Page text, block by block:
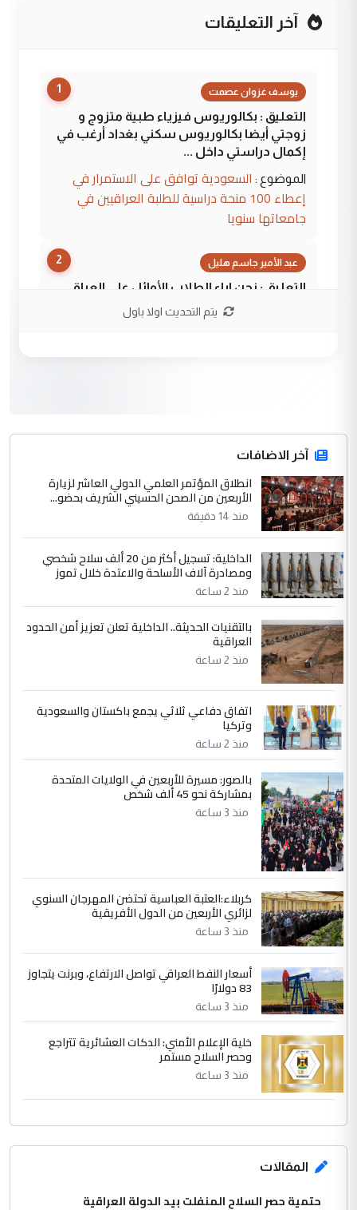
آخر التعليقات
1 يوسف غزوان عصمت
التعليق : بكالوريوس فيزياء طبية متزوج و
زوجتي أيضا بكالوريوس سكني بغداد أرغب في
إكمال دراستي داخل ...
الموضوع : السعودية توافق على الاستمرار في
إعطاء 100 منحة دراسية للطلبة العراقيين في
جامعاتها سنويا
2 عبد الأمير جاسم هليل
التعليق : نحن اباء الطلاب الأوائل على العراق
نتشرف بلقاء السيد احمد الصافي في العتبات
التعليق : قرار مستعجل جدا ولامصلحة فيه
للوزاره ولا للمواطن القرار الصائب يكون بعد
الاستماع للمدير ومغرفة ...
الموضوع :
وزير الصحة يعفي مدير مستشفى الكرخ
العام في بغداد
4 سردار
التعليق : واحد من عصابة علي ماما يسقط
جنسية الرافد الثالث للعراق ومن اصول عريقة
ابا فرات ...
الموضوع :
الجواهري يرد على صدام حسين سل
مضجعيك يابن الزنا (نص كامل)
5 سردار
التعليق : واحد من عصابة علي ماما يسقط
جنسية الرافد الثالث للعراق ومن اصول عريقة
ابا فرات ...
الموضوع :
الجواهري يرد على صدام حسين سل
مضجعيك يابن الزنا (نص كامل)
يتم التحديث اولا باول
آخر الاضافات
انطلاق المؤتمر العلمي الدولي العاشر لزيارة
الأربعين من الصحن الحسيني الشريف بحضو...
منذ 14 دقيقة
الداخلية: تسجيل أكثر من 20 ألف سلاح شخصي
ومصادرة آلاف الأسلحة والاعتدة خلال تموز
منذ 2 ساعة
بالتقنيات الحديثة.. الداخلية تعلن تعزيز أمن الحدود
العراقية
منذ 2 ساعة
اتفاق دفاعي ثلاثي يجمع باكستان والسعودية
وتركيا
منذ 2 ساعة
بالصور: مسيرة للأربعين في الولايات المتحدة
بمشاركة نحو 45 ألف شخص
منذ 3 ساعة
كربلاء:العتبة العباسية تحتضن المهرجان السنوي
لزائري الأربعين من الدول الأفريقية
منذ 3 ساعة
أسعار النفط العراقي تواصل الارتفاع، وبرنت يتجاوز
83 دولارًا
منذ 3 ساعة
خلية الإعلام الأمني: الدكات العشائرية تتراجع
وحصر السلاح مستمر
منذ 3 ساعة
المقالات
حتمية حصر السلاح المنفلت بيد الدولة العراقية